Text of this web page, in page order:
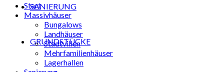
SANIERUNG
GRUNDSTÜCKE
Start
Massivhäuser
Bungalows
Landhäuser
Stadtvillen
Mehrfamilienhäuser
Lagerhallen